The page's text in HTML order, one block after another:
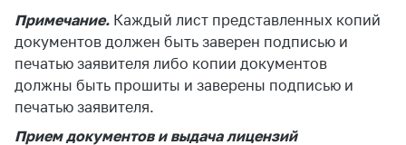
Личный прием
граждан и юр. лиц
Прямaя телефоннaя
линия
Горячая линия
Примечание. Каждый лист представленных копий
документов должен быть заверен подписью и
печатью заявителя либо копии документов
должны быть прошиты и заверены подписью и
печатью заявителя.
Прием документов и выдача лицензий